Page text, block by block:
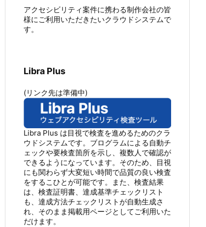
アクセシビリティ案件に携わる制作会社の皆
様にご利用いただきたいクラウドシステムで
す。
Libra Plus
(リンク先は準備中)
Libra Plus は目視で検査を進めるためのクラ
ウドシステムです。ブログラムによる自動チ
ェックや要検査箇所を示し、複数人で確認が
できるようになっています。そのため、目視
にも関わらず大変短い時間で品質の良い検査
をするこひとが可能です。また、検査結果
は、検査証明書、達成基準チェックリスト
も、達成方法チェックリストが自動生成さ
れ、そのまま掲載用ページとしてご利用いた
だけます。